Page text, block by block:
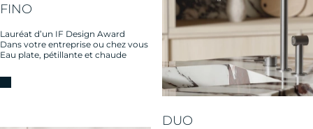
FINO
Lauréat d’un IF Design Award
Dans votre entreprise ou chez vous
Eau plate, pétillante et chaude
DUO